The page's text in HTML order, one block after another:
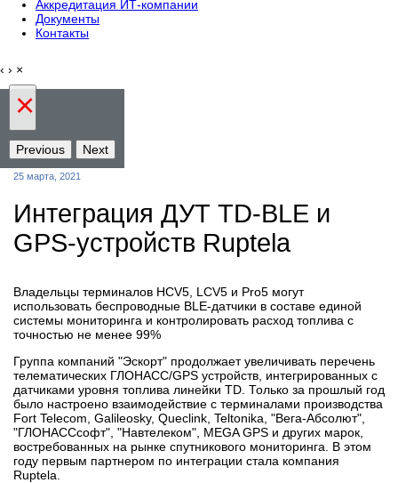
Аккредитация ИТ-компании
Документы
Контакты
‹ › ×
×
Previous Next
25 марта, 2021
Интеграция ДУТ TD-BLE и
GPS-устройств Ruptela
Владельцы терминалов HCV5, LCV5 и Pro5 могут
использовать беспроводные BLE-датчики в составе единой
системы мониторинга и контролировать расход топлива с
точностью не менее 99%
Группа компаний "Эскорт" продолжает увеличивать перечень
телематических ГЛОНАСС/GPS устройств, интегрированных с
датчиками уровня топлива линейки TD. Только за прошлый год
было настроено взаимодействие с терминалами производства
Fort Telecom, Galileosky, Queclink, Teltonika, "Вега-Абсолют",
"ГЛОНАССсофт", "Навтелеком", MEGA GPS и других марок,
востребованных на рынке спутникового мониторинга. В этом
году первым партнером по интеграции стала компания
Ruptela.